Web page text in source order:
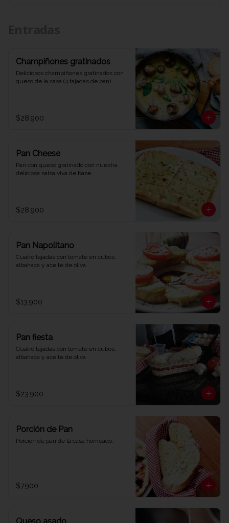
Champiñones gratinados
Deliciosos champiñones gratinados con
queso de la casa (4 tajadas de pan)
$28.900
Pan Cheese
Pan con queso gratinado con nuestra
deliciosa salsa viva de base.
$28.900
Pan Napolitano
Cuatro tajadas con tomate en cubos,
albahaca y aceite de oliva.
$13.900
Pan fiesta
Cuatro tajadas con tomate en cubos,
albahaca y aceite de oliva
$23.900
Porción de Pan
Porción de pan de la casa horneado.
$7.900